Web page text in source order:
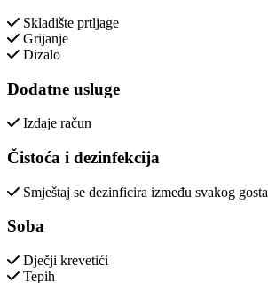
Skladište prtljage
Grijanje
Dizalo
Dodatne usluge
Izdaje račun
Čistoća i dezinfekcija
Smještaj se dezinficira između svakog gosta
Soba
Dječji krevetići
Tepih